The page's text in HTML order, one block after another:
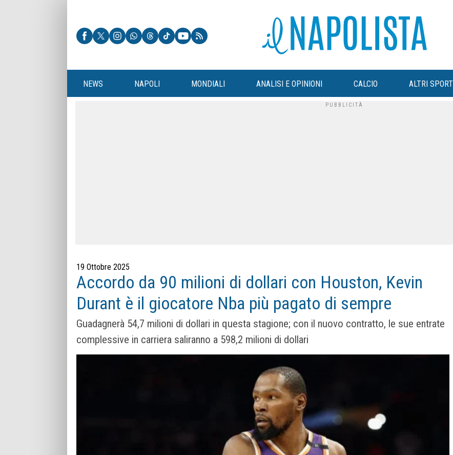
NEWS NAPOLI MONDIALI ANALISI E OPINIONI CALCIO ALTRI SPORT
19 Ottobre 2025
Accordo da 90 milioni di dollari con Houston, Kevin
Durant è il giocatore Nba più pagato di sempre
Guadagnerà 54,7 milioni di dollari in questa stagione; con il nuovo contratto, le sue entrate
complessive in carriera saliranno a 598,2 milioni di dollari